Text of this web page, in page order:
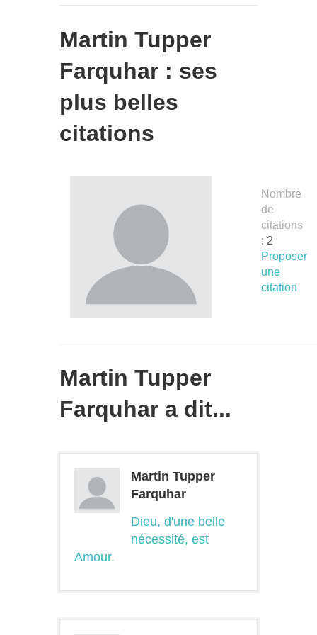
Martin Tupper
Farquhar : ses
plus belles
citations
Nombre
de
citations
: 2
Proposer
une
citation
Martin Tupper
Farquhar a dit...
Martin Tupper
Farquhar
Dieu, d'une belle
nécessité, est
Amour.